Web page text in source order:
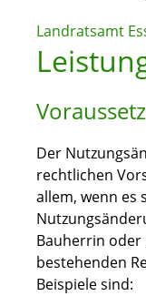
Landratsamt
Der
rechtlichen
allem, wenn es
Bauherrin
bestehenden
Beispiele sind: